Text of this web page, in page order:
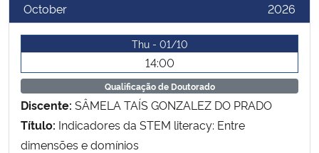
October 2026
Thu - 01/10
14:00
Qualificação de Doutorado
Discente: SÂMELA TAÍS GONZALEZ DO PRADO
Título: Indicadores da STEM literacy: Entre
dimensões e domínios